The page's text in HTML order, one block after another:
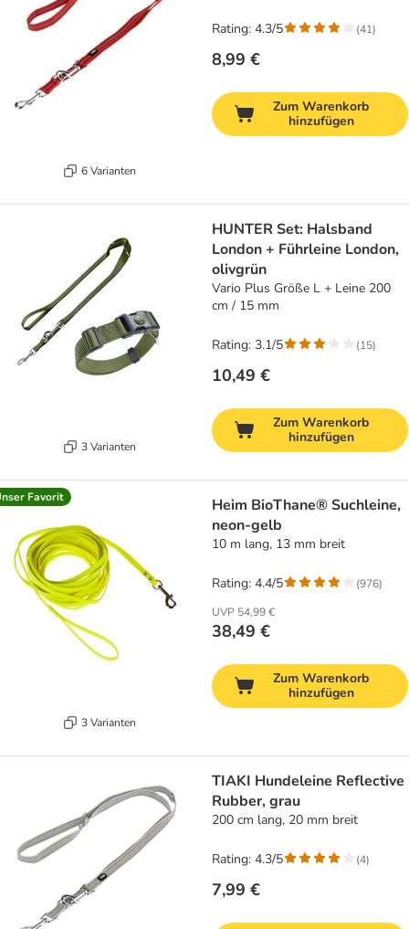
6 Varianten
8,99 €
Rating: 4.3/5 (41)
Zum Warenkorb
hinzufügen
3 Varianten
HUNTER Set: Halsband
London + Führleine London,
olivgrün
Vario Plus Größe L + Leine 200
cm / 15 mm
10,49 €
Rating: 3.1/5 (15)
Zum Warenkorb
hinzufügen
Favorit
3 Varianten
Heim BioThane® Suchleine,
neon-gelb
10 m lang, 13 mm breit
UVP 54,99 €
38,49 €
Rating: 4.4/5 (976)
Zum Warenkorb
hinzufügen
TIAKI Hundeleine Reflective
Rubber, grau
200 cm lang, 20 mm breit
7,99 €
Rating: 4.3/5 (4)